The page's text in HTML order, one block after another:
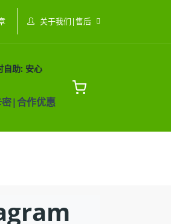
关于我们|售后
自助: 安心
密|合作优惠